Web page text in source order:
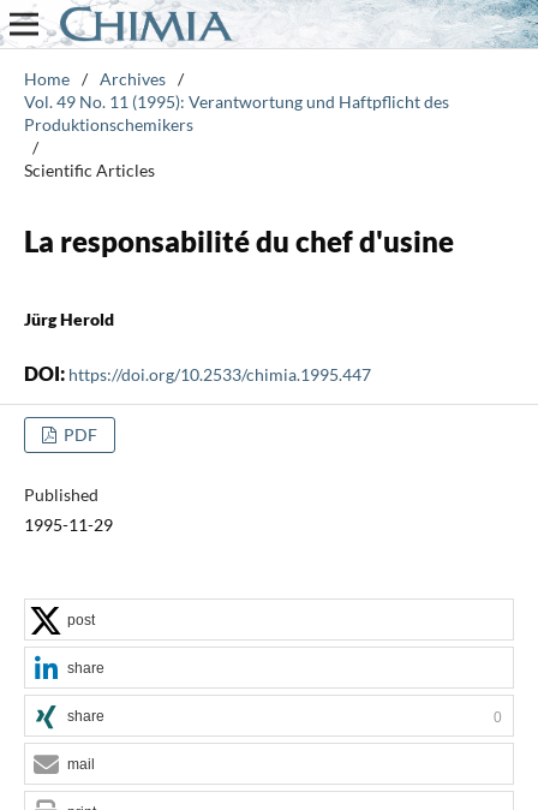
Home / Archives /
Vol. 49 No. 11 (1995): Verantwortung und Haftpflicht des
Produktionschemikers
/
Scientific Articles
La responsabilité du chef d'usine
Jürg Herold
DOI: https://doi.org/10.2533/chimia.1995.447
PDF
Published
1995-11-29
post
share
share 0
mail